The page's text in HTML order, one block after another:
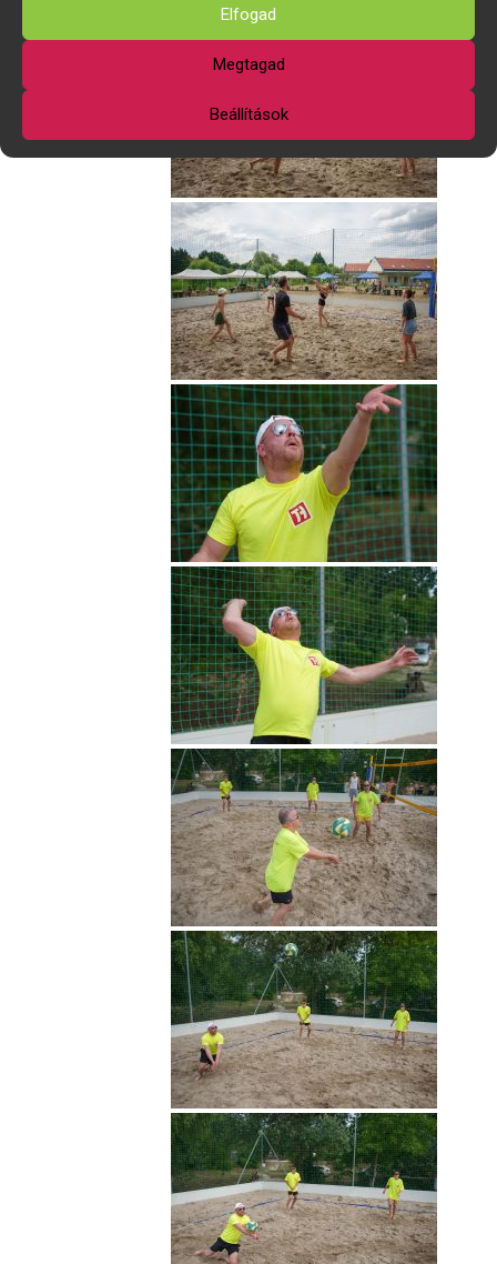
Elfogad
Megtagad
Beállítások